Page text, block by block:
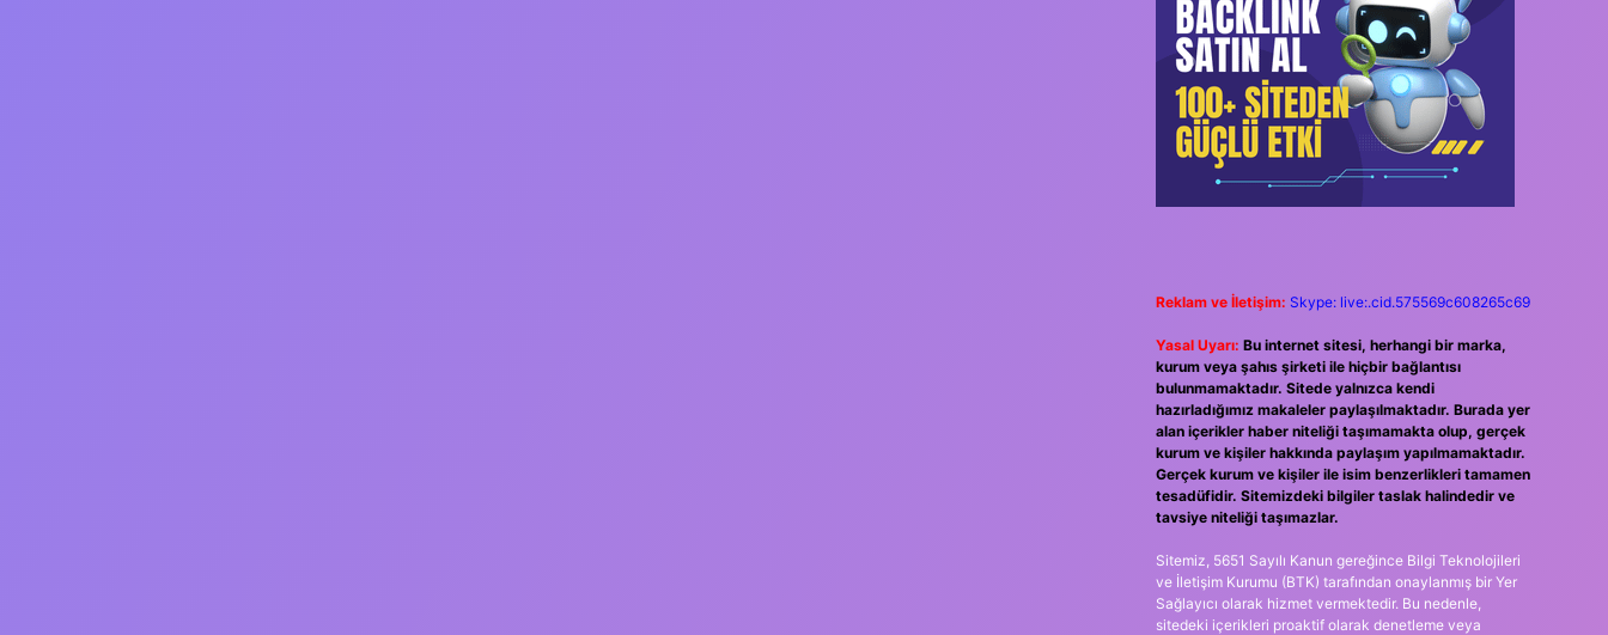
Reklam ve İletişim: Skype: live:.cid.575569c608265c69
Yasal Uyarı: Bu internet sitesi, herhangi bir marka,
kurum veya şahıs şirketi ile hiçbir bağlantısı
bulunmamaktadır. Sitede yalnızca kendi
hazırladığımız makaleler paylaşılmaktadır. Burada yer
alan içerikler haber niteliği taşımamakta olup, gerçek
kurum ve kişiler hakkında paylaşım yapılmamaktadır.
Gerçek kurum ve kişiler ile isim benzerlikleri tamamen
tesadüfidir. Sitemizdeki bilgiler taslak halindedir ve
tavsiye niteliği taşımazlar.
Sitemiz, 5651 Sayılı Kanun gereğince Bilgi Teknolojileri
ve İletişim Kurumu (BTK) tarafından onaylanmış bir Yer
Sağlayıcı olarak hizmet vermektedir. Bu nedenle,
sitedeki içerikleri proaktif olarak denetleme veya